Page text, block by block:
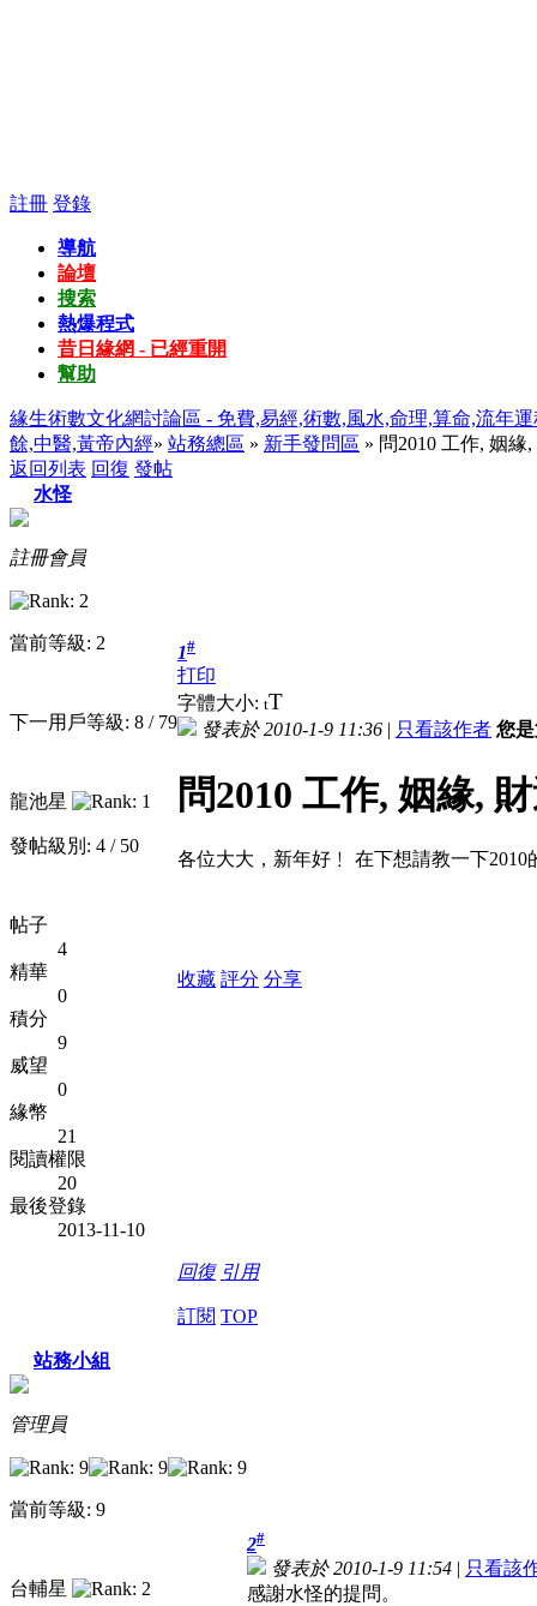
註冊 登錄
導航
論壇
搜索
熱爆程式
昔日緣網 - 已經重開
幫助
緣生術數文化網討論區 - 免費,易經,術數,風水,命理,算命,流年
餘,中醫,黃帝內經» 站務總區 » 新手發問區 » 問2010 工作, 姻緣
返回列表 回復 發帖
水怪
註冊會員
當前等級: 2
下一用戶等級: 8 / 79
龍池星
發帖級別: 4 / 50
帖子
4
精華
0
積分
9
威望
0
緣幣
21
閱讀權限
20
最後登錄
2013-11-10
1#
打印
字體大小: tT
發表於 2010-1-9 11:36 | 只看該作者 您
問2010 工作, 姻緣,
各位大大，新年好﹗ 在下想請教一下
收藏 評分 分享
回復 引用
訂閱 TOP
站務小組
管理員
當前等級: 9
台輔星
2#
發表於 2010-1-9 11:54 | 只看該
感謝水怪的提問。